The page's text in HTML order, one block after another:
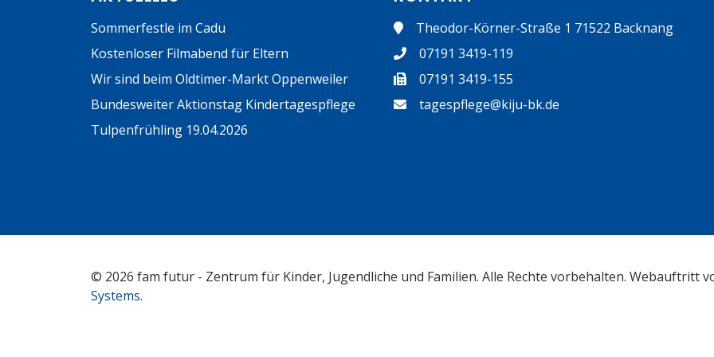
Sommerfestle im Cadu
Kostenloser Filmabend für Eltern
Wir sind beim Oldtimer-Markt Oppenweiler
Bundesweiter Aktionstag Kindertagespflege
Tulpenfrühling 19.04.2026
Theodor-Körner-Straße 1 71522 Backnang
07191 3419-119
07191 3419-155
tagespflege@kiju-bk.de
© 2026 fam futur - Zentrum für Kinder, Jugendliche und Familien. Alle Rechte vorbehalten. Webauftritt
Systems.